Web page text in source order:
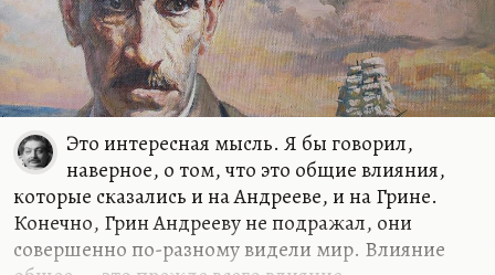
Это интересная мысль. Я бы говорил,
наверное, о том, что это общие влияния,
которые сказались и на Андрееве, и на Грине.
Конечно, Грин Андрееву не подражал, они
совершенно по-разному видели мир. Влияние